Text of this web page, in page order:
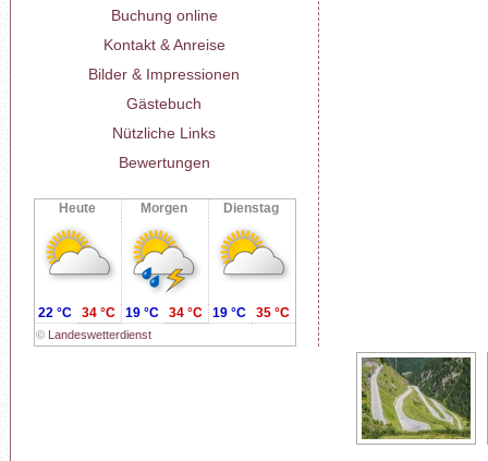
Buchung online
Kontakt & Anreise
Bilder & Impressionen
Gästebuch
Nützliche Links
Bewertungen
Heute Morgen Dienstag
© Landeswetterdienst
22 °C 34 °C 19 °C 34 °C 19 °C 35 °C